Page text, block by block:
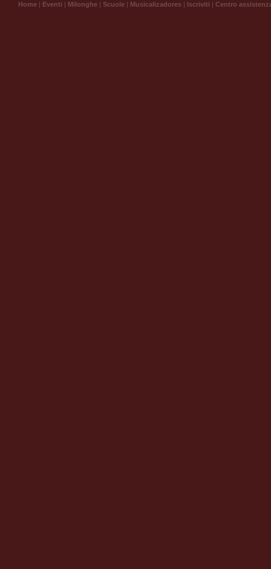
Home | Eventi | Milonghe | Scuole | Musicalizadores | Iscriviti | Centro